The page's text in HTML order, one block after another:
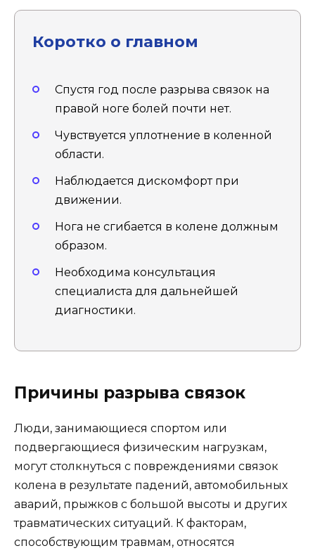
Коротко о главном
Спустя год после разрыва связок на
правой ноге болей почти нет.
Чувствуется уплотнение в коленной
области.
Наблюдается дискомфорт при
движении.
Нога не сгибается в колене должным
образом.
Необходима консультация
специалиста для дальнейшей
диагностики.
Причины разрыва связок
Люди, занимающиеся спортом или
подвергающиеся физическим нагрузкам,
могут столкнуться с повреждениями связок
колена в результате падений, автомобильных
аварий, прыжков с большой высоты и других
травматических ситуаций. К факторам,
способствующим травмам, относятся